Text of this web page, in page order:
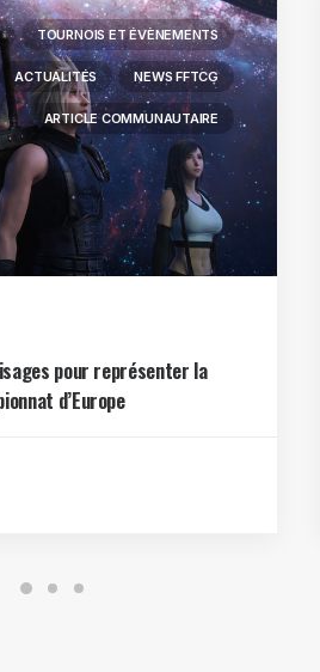
TOURNOIS ET ÉVÈNEMENTS
ACTUALITÉS NEWS FFTCG
ARTICLE COMMUNAUTAIRE
pour représenter la
d’Europe